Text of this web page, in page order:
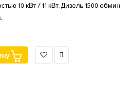
10 кВт / 11 кВт. Дизель 1500 обмин